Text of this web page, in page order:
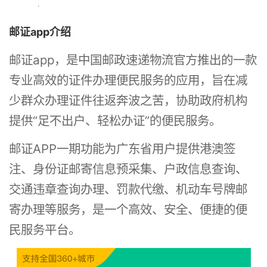
邮证app介绍
邮证app，是中国邮政速递物流官方推出的一款
专业高效的证件办理便民服务的应用，旨在减
少群众办理证件往返奔波之苦，协助政府机构
提供“足不出户、轻松办证”的便民服务。
邮证APP一期功能为广东省用户提供港澳签
注、身份证邮寄信息预采集、户政信息查询、
交通违章查询办理、罚款代缴、机动车号牌邮
寄办理等服务，是一个高效、安全、便捷的便
民服务平台。